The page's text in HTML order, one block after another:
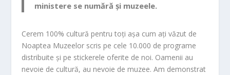
ministere se numără și muzeele.
Cerem 100% cultură pentru toți așa cum ați văzut de
Noaptea Muzeelor scris pe cele 10.000 de programe
distribuite și pe stickerele oferite de noi. Oamenii au
nevoie de cultură, au nevoie de muzee. Am demonstrat